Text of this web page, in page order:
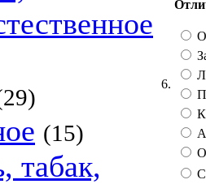
(15)
табак,
6.